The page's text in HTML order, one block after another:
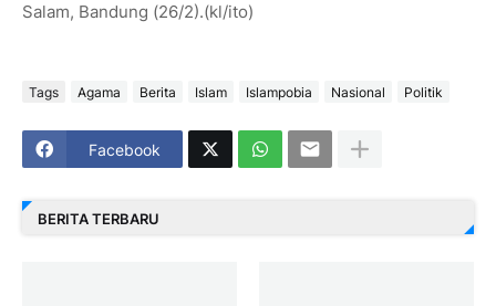
Salam, Bandung (26/2).(kl/ito)
Tags Agama Berita Islam Islampobia Nasional Politik
Facebook
BERITA TERBARU